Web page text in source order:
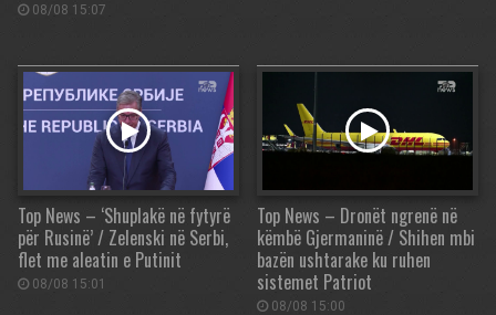
08/08 15:07
Top News – ‘Shuplakë në fytyrë
për Rusinë’ / Zelenski në Serbi,
flet me aleatin e Putinit
08/08 15:01
Top News – Dronët ngrenë në
këmbë Gjermaninë / Shihen mbi
bazën ushtarake ku ruhen
sistemet Patriot
08/08 15:00